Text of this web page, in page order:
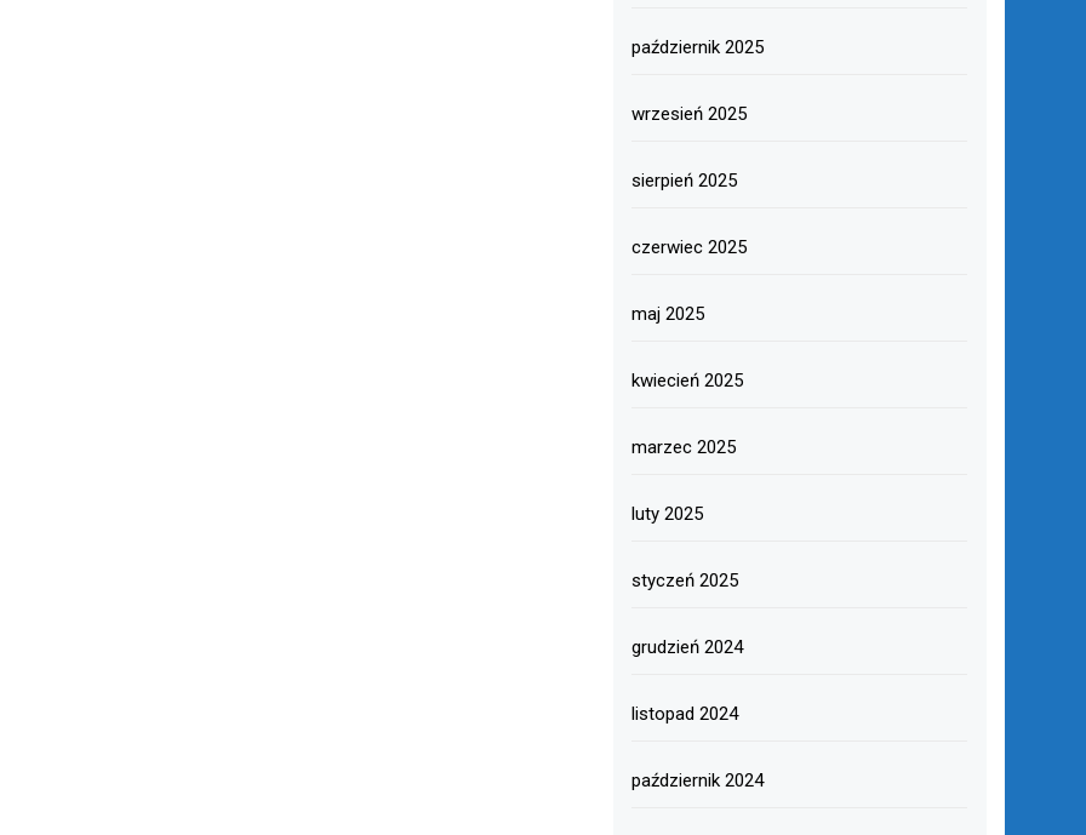
październik 2025
wrzesień 2025
sierpień 2025
czerwiec 2025
maj 2025
kwiecień 2025
marzec 2025
luty 2025
styczeń 2025
grudzień 2024
listopad 2024
październik 2024